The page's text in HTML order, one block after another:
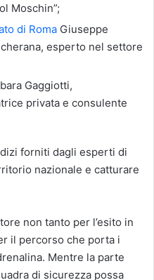
Moschin”;
di Roma Giuseppe
esperto nel settore
Gaggiotti,
privata e consulente
forniti dagli esperti di
nazionale e catturare
non tanto per l’esito in
il percorso che porta i
Mentre la parte
di sicurezza possa